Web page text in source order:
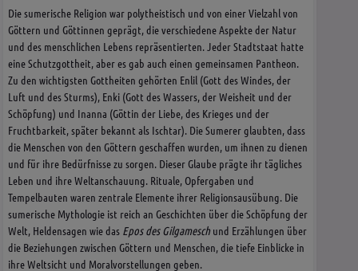
Die sumerische Religion war polytheistisch und von einer Vielzahl von
Göttern und Göttinnen geprägt, die verschiedene Aspekte der Natur
und des menschlichen Lebens repräsentierten. Jeder Stadtstaat hatte
eine Schutzgottheit, aber es gab auch einen gemeinsamen Pantheon.
Zu den wichtigsten Gottheiten gehörten Enlil (Gott des Windes, der
Luft und des Sturms), Enki (Gott des Wassers, der Weisheit und der
Schöpfung) und Inanna (Göttin der Liebe, des Krieges und der
Fruchtbarkeit, später bekannt als Ischtar). Die Sumerer glaubten, dass
die Menschen von den Göttern geschaffen wurden, um ihnen zu dienen
und für ihre Bedürfnisse zu sorgen. Dieser Glaube prägte ihr tägliches
Leben und ihre Weltanschauung. Rituale, Opfergaben und
Tempelbauten waren zentrale Elemente ihrer Religionsausübung. Die
sumerische Mythologie ist reich an Geschichten über die Schöpfung der
Welt, Heldensagen wie das Epos des Gilgameschund Erzählungen über
die Beziehungen zwischen Göttern und Menschen, die tiefe Einblicke in
ihre Weltsicht und Moralvorstellungen geben.